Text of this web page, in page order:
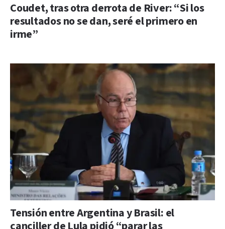
Coudet, tras otra derrota de River: “Si los
resultados no se dan, seré el primero en
irme”
Tensión entre Argentina y Brasil: el
canciller de Lula pidió “parar las